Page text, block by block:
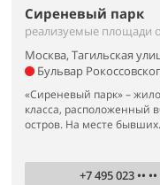
Сиреневый парк
реализуемые площади
Москва, Тагильская
Бульвар
«Сиреневый парк» –
класса, расположенный
остров. На месте
+7 495 023 •• ••